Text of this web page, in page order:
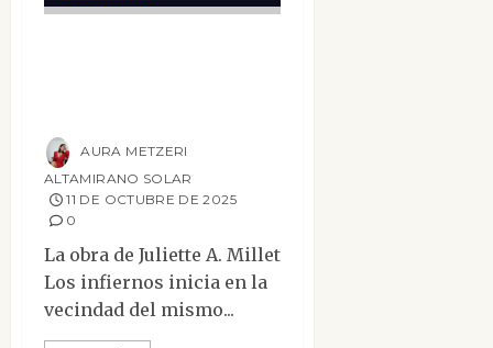
AURA METZERI
ALTAMIRANO SOLAR
11 DE OCTUBRE DE 2025
0
La obra de Juliette A. Millet
Los infiernos inicia en la
vecindad del mismo...